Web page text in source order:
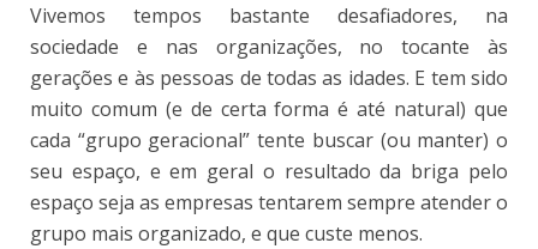
Vivemos tempos bastante desafiadores, na
sociedade e nas organizações, no tocante às
gerações e às pessoas de todas as idades. E tem sido
muito comum (e de certa forma é até natural) que
cada “grupo geracional” tente buscar (ou manter) o
seu espaço, e em geral o resultado da briga pelo
espaço seja as empresas tentarem sempre atender o
grupo mais organizado, e que custe menos.